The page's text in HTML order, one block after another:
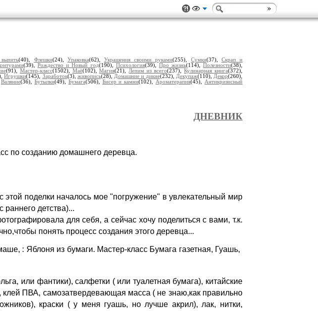
(40), Флешки(24), Упаковка(62), Украшения своими руками(255), Сумки(37), Скрап и
(39),Рождество и Новый год(190), Психология(39), Про жизнь(114),Полезности(38),
(91), Мастер-класс(1502), Маё(102),Магия(21), Лепим из всего(237),Кулинарная книга(372),
Игрушки(145), Заработок(3), живопись(28), Домашние и дикие(232), Декупаж(110), Декор(260),
Валяние(36), Бутылки(49), Бумага(506), Бисер и камни(102), Ароматерапия(45), Антикризисный
ДНЕВНИК
по созданию домашнего деревца.
поделки началось мое "погружение" в увлекательный мир
раннего детства)...
для себя, а сейчас хочу поделиться с вами, т.к.
понять процесс создания этого деревца...
или фантики), салфетки ( или туалетная бумага), китайские
клей ПВА, самозатвердевающая масса ( не знаю,как правильно
краски ( у меня гуашь, но лучше акрил), лак, нитки,